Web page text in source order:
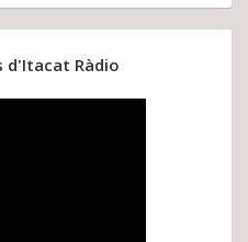
d'Itacat Ràdio